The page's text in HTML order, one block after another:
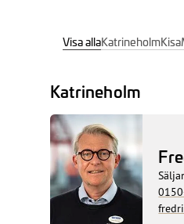
Visa allaKatrineholmKisa
Katrineholm